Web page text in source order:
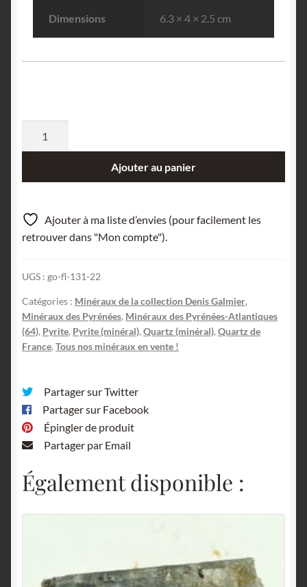
Dimensions 6.3 × 4 × 2.5 cm
et
Mine
des
Banca,
Pyrénées-
Atlantiques.
Ajouter au panier
Ajouter à ma liste d’envies (pour facilement les
retrouver dans "Mon compte").
UGS : go-fl-131-22
Catégories : Minéraux de la collection Denis Galmier,
Minéraux des Pyrénées, Minéraux des Pyrénées-Atlantiques
(64), Pyrite, Pyrite (minéral), Quartz (minéral), Quartz de
France, Tous nos minéraux en vente !
Partager sur Twitter
Partager sur Facebook
Épingler de produit
Partager par Email
Également disponible :